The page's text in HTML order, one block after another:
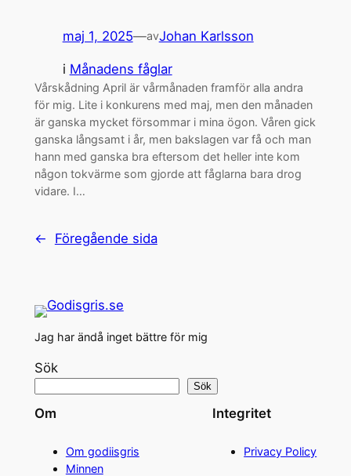
maj 1, 2025—avJohan Karlsson
i Månadens fåglar
Vårskådning April är vårmånaden framför alla andra
för mig. Lite i konkurens med maj, men den månaden
är ganska mycket försommar i mina ögon. Våren gick
ganska långsamt i år, men bakslagen var få och man
hann med ganska bra eftersom det heller inte kom
någon tokvärme som gjorde att fåglarna bara drog
vidare. I…
← Föregående sida
Jag har ändå inget bättre för mig
Sök
Sök
Om
Om godiisgris
Minnen
Integritet
Privacy Policy